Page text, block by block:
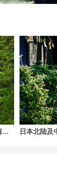
晨
日本北陆